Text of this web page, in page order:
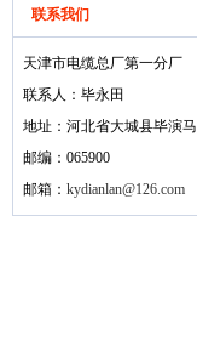
联系我们
天津市电缆总厂第一分厂
联系人：毕永田
地址：河北省大城县毕演马
邮编：065900
邮箱： kydianlan@126.com